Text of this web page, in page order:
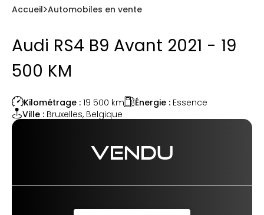
Accueil Automobiles en vente
Audi RS4 B9 Avant 2021 - 19
500 KM
Kilométrage : 19 500 km Énergie : Essence
Ville : Bruxelles, Belgique
VENDU